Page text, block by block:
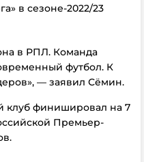
в сезоне-2022/23
в РПЛ. Команда
футбол. К
— заявил Сёмин.
клуб финишировал на 7
Премьер-